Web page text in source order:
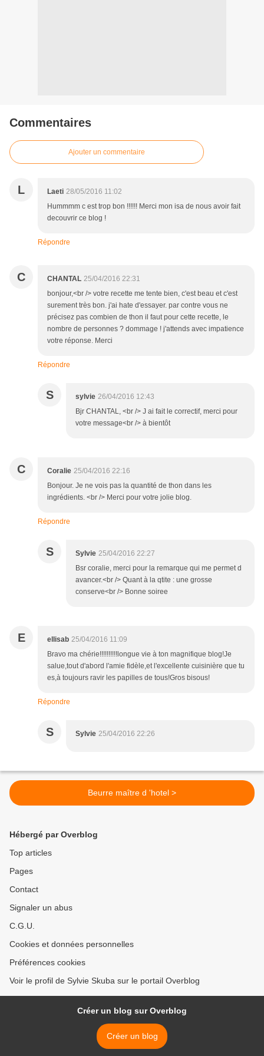
Commentaires
Ajouter un commentaire
L Laeti 28/05/2016 11:02
Hummmm c est trop bon !!!!!! Merci mon isa de nous avoir fait
decouvrir ce blog !
Répondre
C CHANTAL 25/04/2016 22:31
bonjour,<br /> votre recette me tente bien, c'est beau et c'est
surement très bon. j'ai hate d'essayer. par contre vous ne
précisez pas combien de thon il faut pour cette recette, le
nombre de personnes ? dommage ! j'attends avec impatience
votre réponse. Merci
Répondre
S sylvie 26/04/2016 12:43
Bjr CHANTAL, <br /> J ai fait le correctif, merci pour
votre message<br /> à bientôt
C Coralie 25/04/2016 22:16
Bonjour. Je ne vois pas la quantité de thon dans les
ingrédients. <br /> Merci pour votre jolie blog.
Répondre
S Sylvie 25/04/2016 22:27
Bsr coralie, merci pour la remarque qui me permet d
avancer.<br /> Quant à la qtite : une grosse
conserve<br /> Bonne soiree
E ellisab 25/04/2016 11:09
Bravo ma chérie!!!!!!!!!!longue vie à ton magnifique blog!Je
salue,tout d'abord l'amie fidèle,et l'excellente cuisinière que tu
es,à toujours ravir les papilles de tous!Gros bisous!
Répondre
S Sylvie 25/04/2016 22:26
Beurre maître d 'hotel >
Hébergé par Overblog
Top articles
Pages
Contact
Signaler un abus
C.G.U.
Cookies et données personnelles
Préférences cookies
Voir le profil de Sylvie Skuba sur le portail Overblog
Créer un blog sur Overblog
Créer un blog